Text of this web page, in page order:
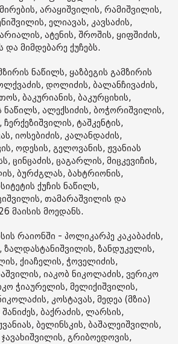
არაყიშვილის, რამიშვილის,
ელიავას, კავსაძის,
ატენის, შროშის, ყიფშიძის,
და მიმდებარე ქუჩებს.
ნაწილს, ყაზბეგის გამზირის
დოლიძის, ბალანჩივაძის,
ბაკურიანის, ბაკურციხის,
ნაწილს, ალექსიძის, ბოჭორიშვილის,
ტაშკენტის,
იოსებიძის, კალანდაძის,
ოდესის, გელოვანის, ჟვანიას
ცინცაძის, ცაგარლის, მიცკევიჩის,
ბურძგლას, ბახტრიონის,
ქუჩის ნაწილს,
თამარაშვილის და
მაისის მოედანს.
რაიონში - პოლიკარპე კაკაბაძის,
ზალდასტანიშვილის, ზანდუკელის,
ქიაჩელის, ჭოველიძის,
იაკობ ნიკოლაძის, ვერიკო
ჭიაურელის, მელიქიშვილის,
კოსტავას, მედეა (მზია)
ბაქრაძის, ლარსის,
ბელინსკის, ბაშალეიშვილის,
გრიბოედოვის,